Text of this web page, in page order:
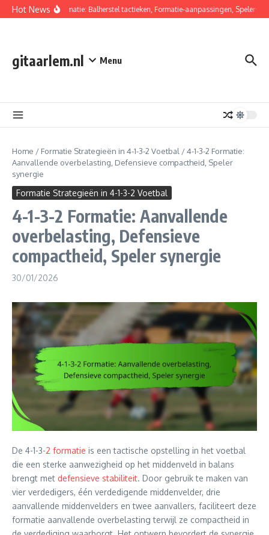
Skip to content
Hot News
4-1-3-2 Formatie: Balherstel tactieken, Formatie-aanpassingen, Spelersrollen
gitaarlem.nl Menu
Home / Formatie Strategieën in 4-1-3-2 Voetbal /4-1-3-2 Formatie:
Aanvallende overbelasting, Defensieve compactheid, Speler
synergie
Formatie Strategieën in 4-1-3-2 Voetbal
4-1-3-2 Formatie: Aanvallende
overbelasting, Defensieve
compactheid, Speler synergie
30/01/2026
De 4-1-3-2 formatie is een tactische opstelling in het voetbal
die een sterke aanwezigheid op het middenveld in balans
brengt met defensieve stabiliteit. Door gebruik te maken van
vier verdedigers, één verdedigende middenvelder, drie
aanvallende middenvelders en twee aanvallers, faciliteert deze
formatie aanvallende overbelasting terwijl ze compactheid in